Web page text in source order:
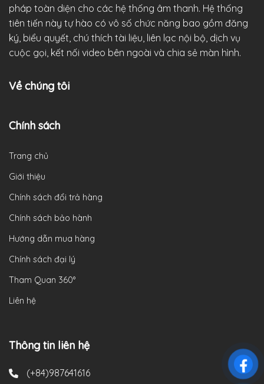
pháp toàn diện cho các hệ thống âm thanh. Hệ thống
tiên tiến này tự hào có vô số chức năng bao gồm đăng
ký, biểu quyết, chú thích tài liệu, liên lạc nội bộ, dịch vụ
cuộc gọi, kết nối video bên ngoài và chia sẻ màn hình.
Về chúng tôi
Chính sách
Trang chủ
Giới thiệu
Chính sách đổi trả hàng
Chính sách bảo hành
Hướng dẫn mua hàng
Chính sách đại lý
Tham Quan 360°
Liên hệ
Thông tin liên hệ
(+84)987641616